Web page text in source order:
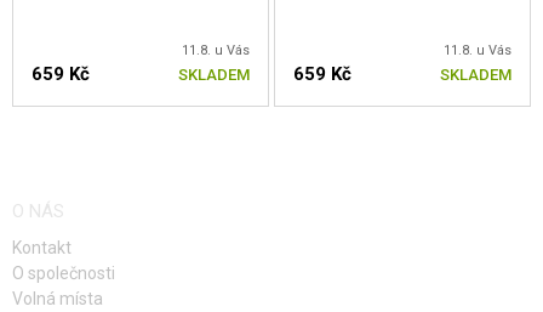
11.8. u Vás
659 Kč SKLADEM
11.8. u Vás
659 Kč SKLADEM
O NÁS
Kontakt
O společnosti
Volná místa